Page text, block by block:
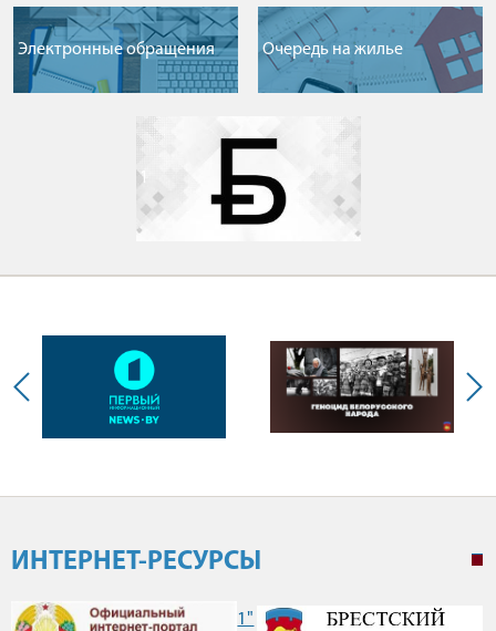
Электронные обращения Очередь на жилье
1
ИНТЕРНЕТ-РЕСУРСЫ
1"